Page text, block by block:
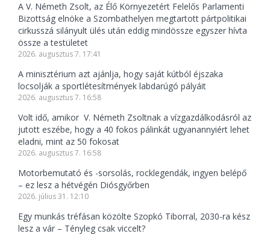
A V. Németh Zsolt, az Élő Környezetért Felelős Parlamenti
Bizottság elnöke a Szombathelyen megtartott pártpolitikai
cirkusszá silányult ülés után eddig mindössze egyszer hívta
össze a testületet
2026. augusztus 7. 17:41
A minisztérium azt ajánlja, hogy saját kútból éjszaka
locsolják a sportlétesítmények labdarúgó pályáit
2026. augusztus 7. 16:58
Volt idő, amikor V. Németh Zsoltnak a vízgazdálkodásról az
jutott eszébe, hogy a 40 fokos pálinkát ugyanannyiért lehet
eladni, mint az 50 fokosat
2026. augusztus 7. 16:58
Motorbemutató és -sorsolás, rocklegendák, ingyen belépő
– ez lesz a hétvégén Diósgyőrben
2026. július 31. 12:10
Egy munkás tréfásan közölte Szopkó Tiborral, 2030-ra kész
lesz a vár – Tényleg csak viccelt?